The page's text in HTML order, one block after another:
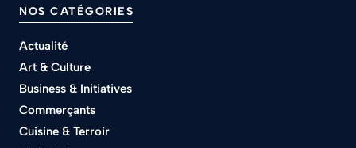
NOS CATÉGORIES
Actualité
Art & Culture
Business & Initiatives
Commerçants
Cuisine & Terroir